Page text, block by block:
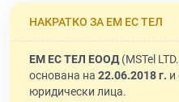
НАКРАТКО ЗА ЕМ ЕС ТЕЛ
ЕМ ЕС ТЕЛ ЕООД(MSTel
основана на 22.06.2018 г. и
юридически лица.